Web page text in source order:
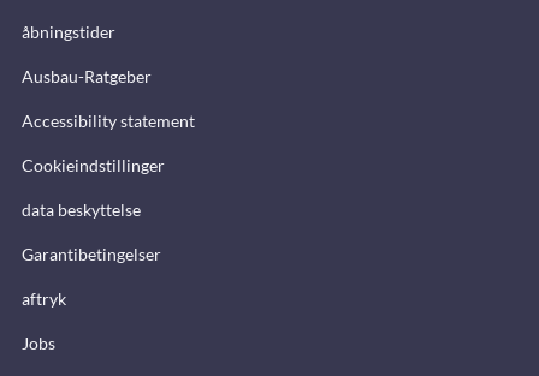
åbningstider
Ausbau-Ratgeber
Accessibility statement
Cookieindstillinger
data beskyttelse
Garantibetingelser
aftryk
Jobs